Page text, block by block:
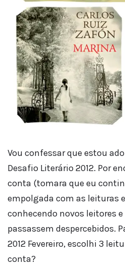
Vou confessar que estou
Desafio Literário 2012. Por
conta (tomara que eu
empolgada com as leituras
conhecendo novos leitores
passassem despercebidos.
2012 Fevereiro, escolhi 3
conta?